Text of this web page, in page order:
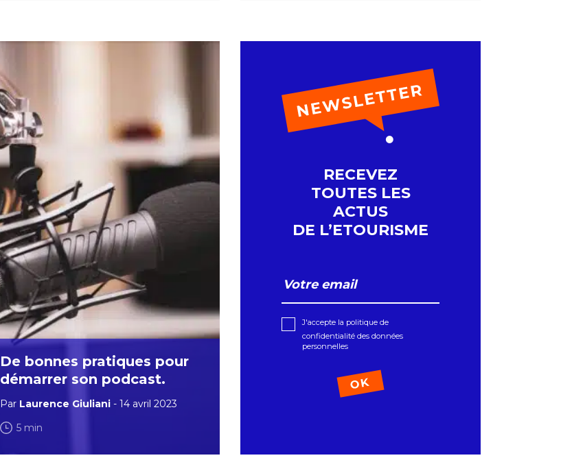
De bonnes pratiques pour
démarrer son podcast.
Par Laurence Giuliani - 14 avril 2023
5 min
RECEVEZ
TOUTES LES
ACTUS
DE L’ETOURISME
J'accepte la politique de
confidentialité des données
personnelles